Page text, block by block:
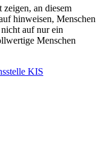
an diesem
hinweisen, Menschen
auf nur ein
Menschen
KIS